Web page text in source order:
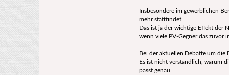
Insbesondere im gewerblichen
mehr stattfindet.
Das ist ja der wichtige Effekt der
wenn viele PV-Gegner das zuvor
Bei der aktuellen Debatte um die
Es ist nicht verständlich, warum
passt genau.